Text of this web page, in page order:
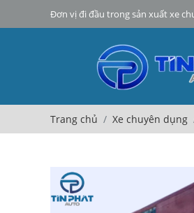
Đơn vị đi đầu trong sản xuất xe
Trang chủ Xe chuyên dụng